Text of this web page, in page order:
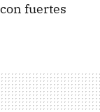
fuertes